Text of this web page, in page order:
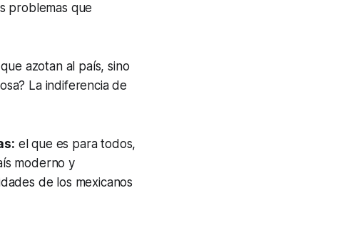
problemas que
azotan al país, sino
La indiferencia de
el que es para todos,
moderno y
de los mexicanos